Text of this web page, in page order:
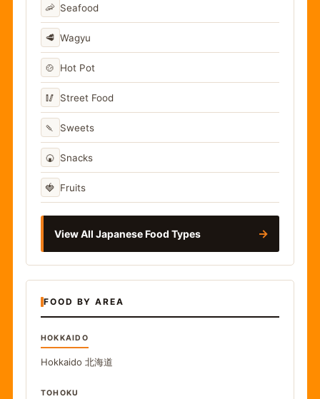
🦐 Seafood
🥩 Wagyu
🍲 Hot Pot
🥢 Street Food
🍡 Sweets
🍘 Snacks
🍓 Fruits
View All Japanese Food Types →
FOOD BY AREA
HOKKAIDO
Hokkaido 北海道
TOHOKU